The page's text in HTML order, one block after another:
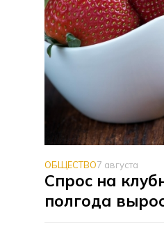
ОБЩЕСТВО7 августа
Спрос на
полгода